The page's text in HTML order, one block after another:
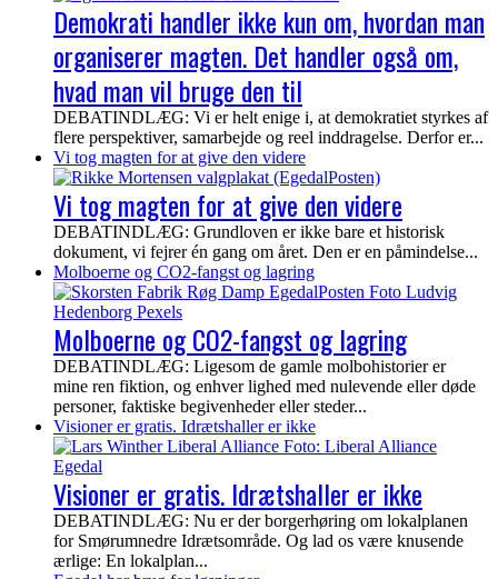
Demokrati handler ikke kun om, hvordan man
organiserer magten. Det handler også om,
hvad man vil bruge den til
DEBATINDLÆG: Vi er helt enige i, at demokratiet styrkes af
flere perspektiver, samarbejde og reel inddragelse. Derfor er...
Vi tog magten for at give den videre
Vi tog magten for at give den videre
DEBATINDLÆG: Grundloven er ikke bare et historisk
dokument, vi fejrer én gang om året. Den er en påmindelse...
Molboerne og CO2-fangst og lagring
Molboerne og CO2-fangst og lagring
DEBATINDLÆG: Ligesom de gamle molbohistorier er
mine ren fiktion, og enhver lighed med nulevende eller døde
personer, faktiske begivenheder eller steder...
Visioner er gratis. Idrætshaller er ikke
Visioner er gratis. Idrætshaller er ikke
DEBATINDLÆG: Nu er der borgerhøring om lokalplanen
for Smørumnedre Idrætsområde. Og lad os være knusende
ærlige: En lokalplan...